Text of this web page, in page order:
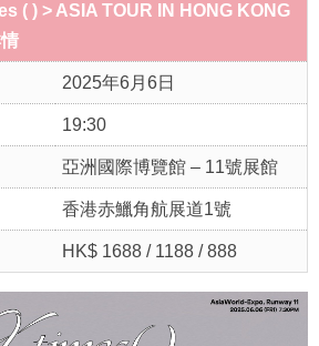
( ) > ASIA TOUR IN HONG KONG
2025年6月6日
19:30
亞洲國際博覽館 – 11號展館
香港赤鱲角航展道1號
HK$ 1688 / 1188 / 888